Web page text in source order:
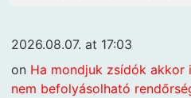
2026.08.07. at 17:03
on Ha mondjuk zsídók
nem befolyásolható